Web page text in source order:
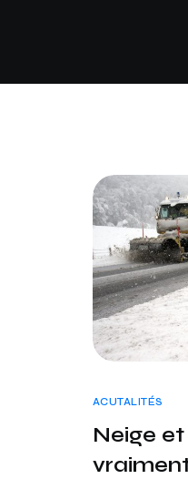
ACUTALITÉS
Neige